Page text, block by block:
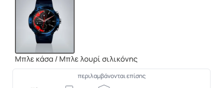
Μπλε κάσα / Μπλε λουρί σιλικόνης
περιλαμβάνονται επίσης